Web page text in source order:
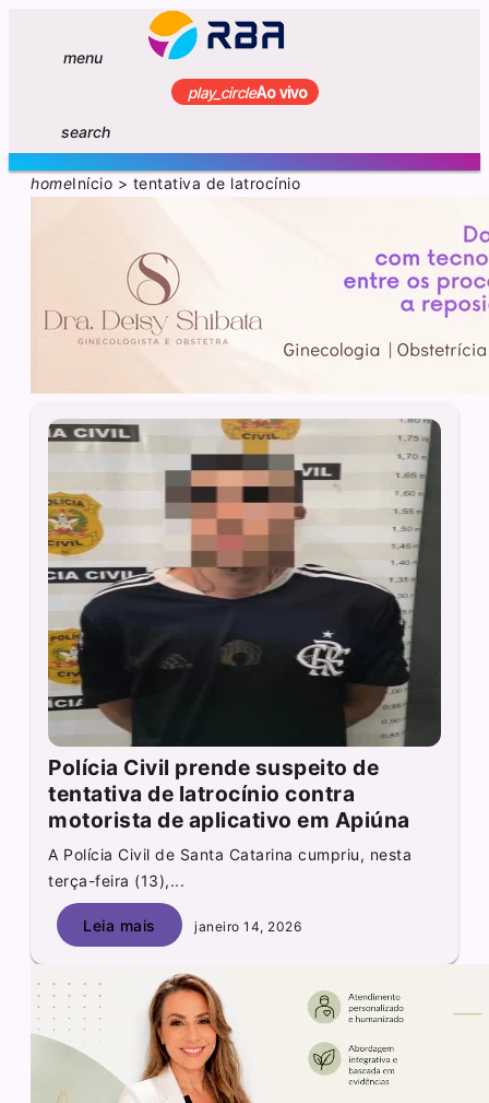
menu
play_circleAo vivo
search
homeInício > tentativa de latrocínio
Polícia Civil prende suspeito de
tentativa de latrocínio contra
motorista de aplicativo em Apiúna
A Polícia Civil de Santa Catarina cumpriu, nesta
terça-feira (13),...
Leia mais janeiro 14, 2026